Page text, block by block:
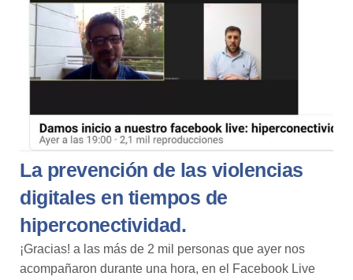
La prevención de las violencias
digitales en tiempos de
hiperconectividad.
¡Gracias! a las más de 2 mil personas que ayer nos
acompañaron durante una hora, en el Facebook Live